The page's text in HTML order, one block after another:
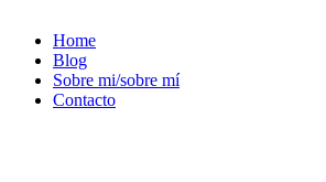
Home
Blog
Sobre mi/sobre mí
Contacto